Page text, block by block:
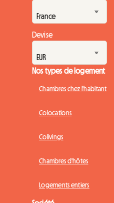
Devise
Nos types de logement
Chambres chez l'habitant
Colocations
Colivings
Chambres d'hôtes
Logements entiers